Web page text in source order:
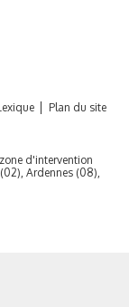
Plan du site
d'intervention
Ardennes (08),